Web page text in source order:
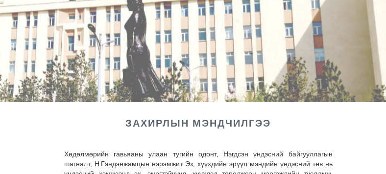
ЗАХИРЛЫН МЭНДЧИЛГЭЭ
Хөдөлмөрийн гавьяаны улаан тугийн одонт, Нэгдсэн үндэсний байгууллагын
шагналт, Н.Гэндэнжамцын нэрэмжит Эх, хүүхдийн эрүүл мэндийн үндэсний төв нь